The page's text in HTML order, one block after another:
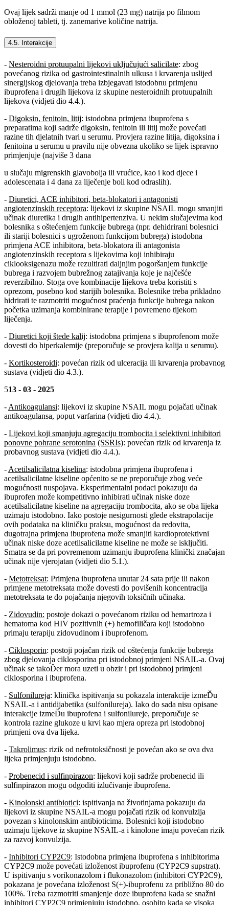
Ovaj lijek sadrži manje od 1 mmol (23 mg) natrija po filmom
obloženoj tableti, tj. zanemarive količine natrija.
4.5. Interakcije
- Nesteroidni protuupalni lijekovi uključujući salicilate: zbog
povećanog rizika od gastrointestinalnih ulkusa i krvarenja uslijed
sinergijskog djelovanja treba izbjegavati istodobnu primjenu
ibuprofena i drugih lijekova iz skupine nesteroidnih protuupalnih
lijekova (vidjeti dio 4.4.).
- Digoksin, fenitoin, litij: istodobna primjena ibuprofena s
preparatima koji sadrže digoksin, fenitoin ili litij može povećati
razine tih djelatnih tvari u serumu. Provjera razine litija, digoksina i
fenitoina u serumu u pravilu nije obvezna ukoliko se lijek ispravno
primjenjuje (najviše 3 dana
u slučaju migrenskih glavobolja ili vrućice, kao i kod djece i
adolescenata i 4 dana za liječenje boli kod odraslih).
- Diuretici, ACE inhibitori, beta-blokatori i antagonisti
angiotenzinskih receptora: lijekovi iz skupine NSAIL mogu smanjiti
učinak diuretika i drugih antihipertenziva. U nekim slučajevima kod
bolesnika s oštećenjem funkcije bubrega (npr. dehidrirani bolesnici
ili stariji bolesnici s ugroženom funkcijom bubrega) istodobna
primjena ACE inhibitora, beta-blokatora ili antagonista
angiotenzinskih receptora s lijekovima koji inhibiraju
ciklooksigenazu može rezultirati daljnjim pogoršanjem funkcije
bubrega i razvojem bubrežnog zatajivanja koje je najčešće
reverzibilno. Stoga ove kombinacije lijekova treba koristiti s
oprezom, posebno kod starijih bolesnika. Bolesnike treba prikladno
hidrirati te razmotriti mogućnost praćenja funkcije bubrega nakon
početka uzimanja kombinirane terapije i povremeno tijekom
liječenja.
- Diuretici koji štede kalij: istodobna primjena s ibuprofenom može
dovesti do hiperkalemije (preporučuje se provjera kalija u serumu).
- Kortikosteroidi: povećan rizik od ulceracija ili krvarenja probavnog
sustava (vidjeti dio 4.3.).
513 - 03 - 2025
- Antikoagulansi: lijekovi iz skupine NSAIL mogu pojačati učinak
antikoagulansa, poput varfarina (vidjeti dio 4.4.).
- Lijekovi koji smanjuju agregaciju trombocita i selektivni inhibitori
ponovne pohrane serotonina (SSRIs): povećan rizik od krvarenja iz
probavnog sustava (vidjeti dio 4.4.).
- Acetilsalicilatna kiselina: istodobna primjena ibuprofena i
acetilsalicilatne kiseline općenito se ne preporučuje zbog veće
mogućnosti nuspojava. Eksperimentalni podaci pokazuju da
ibuprofen može kompetitivno inhibirati učinak niske doze
acetilsalicilatne kiseline na agregaciju trombocita, ako se oba lijeka
uzimaju istodobno. Iako postoje nesigurnosti glede ekstrapolacije
ovih podataka na kliničku praksu, mogućnost da redovita,
dugotrajna primjena ibuprofena može smanjiti kardioprotektivni
učinak niske doze acetilsalicilatne kiseline ne može se isključiti.
Smatra se da pri povremenom uzimanju ibuprofena klinički značajan
učinak nije vjerojatan (vidjeti dio 5.1.).
- Metotreksat: Primjena ibuprofena unutar 24 sata prije ili nakon
primjene metotreksata može dovesti do povišenih koncentracija
metotreksata te do pojačanja njegovih toksičnih učinaka.
- Zidovudin: postoje dokazi o povećanom riziku od hemartroza i
hematoma kod HIV pozitivnih (+) hemofiličara koji istodobno
primaju terapiju zidovudinom i ibuprofenom.
- Ciklosporin: postoji pojačan rizik od oštećenja funkcije bubrega
zbog djelovanja ciklosporina pri istodobnoj primjeni NSAIL-a. Ovaj
učinak se takoĎer mora uzeti u obzir i pri istodobnoj primjeni
ciklosporina i ibuprofena.
- Sulfonilureja: klinička ispitivanja su pokazala interakcije izmeĎu
NSAIL-a i antidijabetika (sulfonilureja). Iako do sada nisu opisane
interakcije izmeĎu ibuprofena i sulfonilureje, preporučuje se
kontrola razine glukoze u krvi kao mjera opreza pri istodobnoj
primjeni ova dva lijeka.
- Takrolimus: rizik od nefrotoksičnosti je povećan ako se ova dva
lijeka primjenjuju istodobno.
- Probenecid i sulfinpirazon: lijekovi koji sadrže probenecid ili
sulfinpirazon mogu odgoditi izlučivanje ibuprofena.
- Kinolonski antibiotici: ispitivanja na životinjama pokazuju da
lijekovi iz skupine NSAIL-a mogu pojačati rizik od konvulzija
povezan s kinolonskim antibioticima. Bolesnici koji istodobno
uzimaju lijekove iz skupine NSAIL-a i kinolone imaju povećan rizik
za razvoj konvulzija.
- Inhibitori CYP2C9: Istodobna primjena ibuprofena s inhibitorima
CYP2C9 može povećati izloženost ibuprofenu (CYP2C9 supstrat).
U ispitivanju s vorikonazolom i flukonazolom (inhibitori CYP2C9),
pokazana je povećana izloženost S(+)-ibuprofenu za približno 80 do
100%. Treba razmotriti smanjenje doze ibuprofena kada se snažni
inhibitori CYP2C9 primjenjuju istodobno, osobito kada se visoka